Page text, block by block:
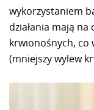
wykorzystaniem
działania mają na
krwionośnych, co
(mniejszy wylew